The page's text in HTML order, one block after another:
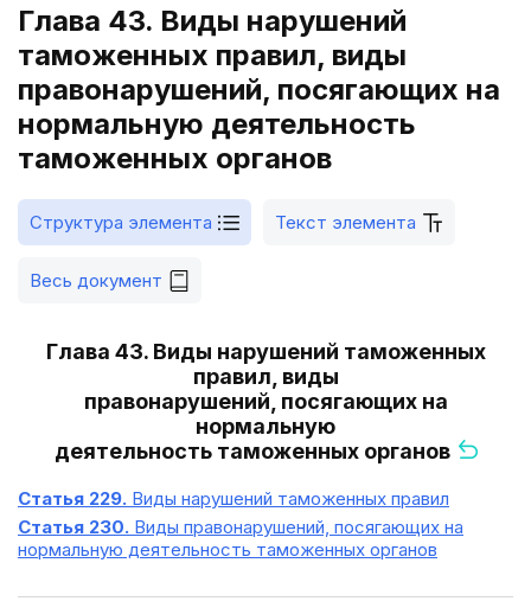
Глава 43. Виды нарушений
таможенных правил, виды
правонарушений, посягающих на
нормальную деятельность
таможенных органов
Структура элемента Текст элемента
Весь документ
Глава 43. Виды нарушений таможенных
правил, виды
правонарушений, посягающих на
нормальную
деятельность таможенных органов
Статья 229. Виды нарушений таможенных правил
Статья 230. Виды правонарушений, посягающих на
нормальную деятельность таможенных органов